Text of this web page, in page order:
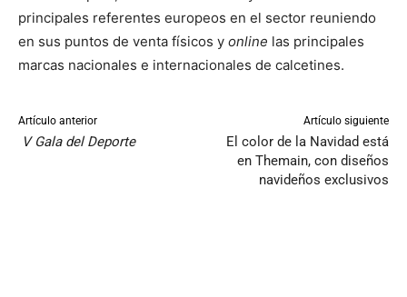
principales referentes europeos en el sector reuniendo
en sus puntos de venta físicos y online las principales
marcas nacionales e internacionales de calcetines.
Artículo anterior
V Gala del Deporte
Artículo siguiente
El color de la Navidad está
en Themain, con diseños
navideños exclusivos